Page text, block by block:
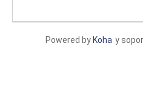
y
Powered by Koha